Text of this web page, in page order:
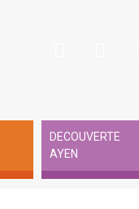
DECOUVERTE
AYEN